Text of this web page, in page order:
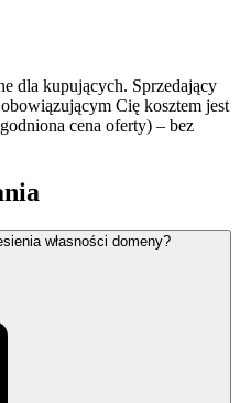
dla kupujących. Sprzedający
Cię kosztem jest
cena oferty) – bez
własności domeny?